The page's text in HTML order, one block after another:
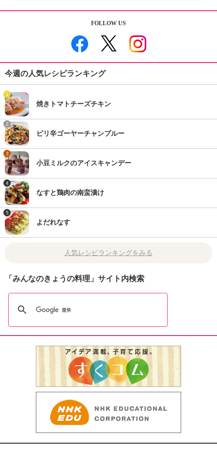
FOLLOW US
今週の人気レシピランキング
1
焼きトマトチーズチキン
2
ピリ辛ゴーヤーチャンプルー
3
小豆ミルクのアイスキャンデー
4
なすと鶏肉の南蛮漬け
5
よだれなす
人気レシピランキングをみる
「みんなのきょうの料理」サイト内検索